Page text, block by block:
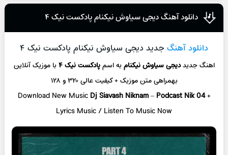
دانلود آهنگ دیجی سیاوش نیکنام پادکست نیک ۴
دانلود آهنگ جدید دیجی سیاوش نیکنام پادکست نیک ۴
اهنگ جدیددیجی سیاوش نیکنامبه اسمپادکست نیک ۴ با موزیک آنلاین
بهمراهی متن موزیک + کیفیت عالی ۳۲۰ و ۱۲۸
Download New Music Dj Siavash Niknam–Podcast Nik 04+
Lyrics Music / Listen To Music Now